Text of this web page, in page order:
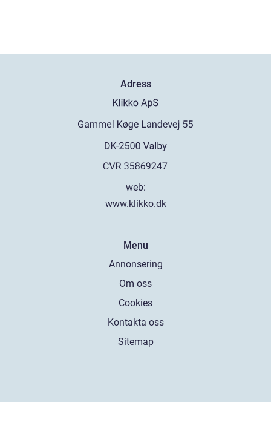
Adress
web:
www.klikko.dk
Menu
Annonsering
Om oss
Cookies
Kontakta oss
Sitemap